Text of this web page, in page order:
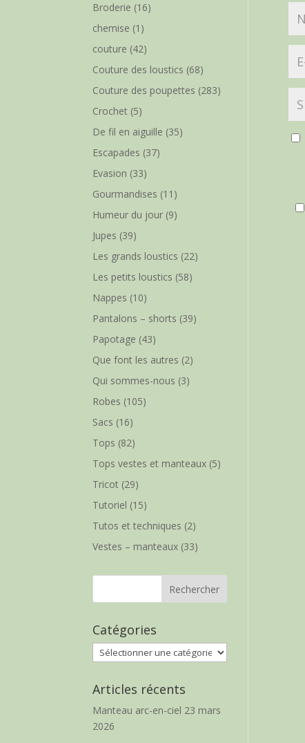
Broderie (16)
chemise (1)
couture (42)
Couture des loustics (68)
Couture des poupettes (283)
Crochet (5)
De fil en aiguille (35)
Escapades (37)
Evasion (33)
Gourmandises (11)
Humeur du jour (9)
Jupes (39)
Les grands loustics (22)
Les petits loustics (58)
Nappes (10)
Pantalons – shorts (39)
Papotage (43)
Que font les autres (2)
Qui sommes-nous (3)
Robes (105)
Sacs (16)
Tops (82)
Tops vestes et manteaux (5)
Tricot (29)
Tutoriel (15)
Tutos et techniques (2)
Vestes – manteaux (33)
Catégories
Catégories
Articles récents
Manteau arc-en-ciel 23 mars
2026